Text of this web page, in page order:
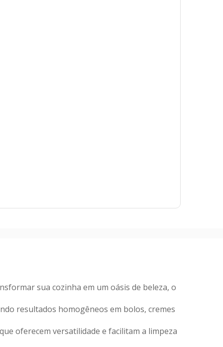
sua cozinha em um oásis de beleza, o
resultados homogêneos em bolos, cremes
oferecem versatilidade e facilitam a limpeza